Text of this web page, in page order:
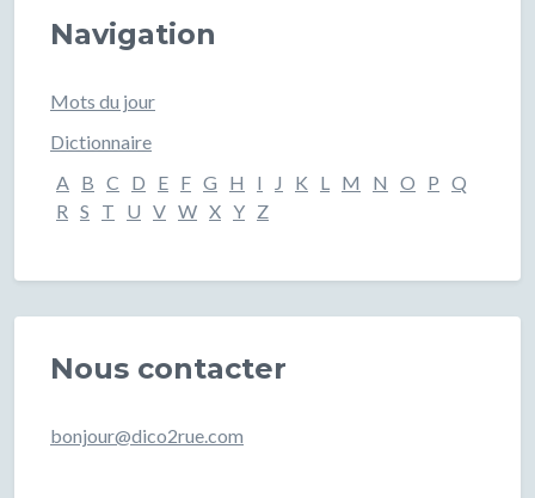
Navigation
Mots du jour
Dictionnaire
A B C D E F G H I J K L M N O P Q
R S T U V W X Y Z
Nous contacter
bonjour@dico2rue.com